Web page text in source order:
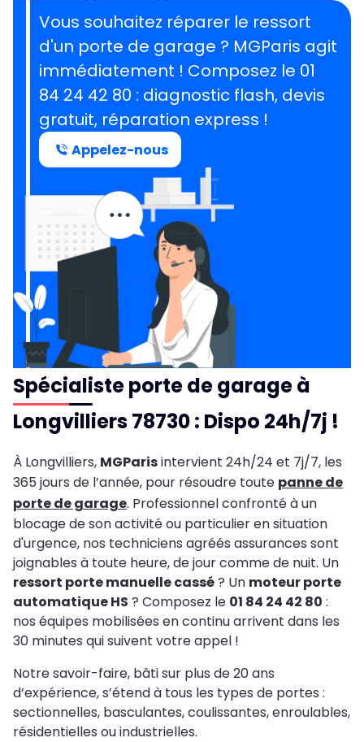
Vous souhaitez réparer le ressort
d'un porte de garage ? MGParis agit
immédiatement ! Composez le 01
84 24 42 80 : diagnostic flash, devis
gratuit, réparation express !
Appelez-nous
Spécialiste porte de garage à
Longvilliers 78730 : Dispo 24h/7j !
À Longvilliers, MGParisintervient 24h/24 et 7j/7, les
365 jours de l’année, pour résoudre toute panne de
porte de garage. Professionnel confronté à un
blocage de son activité ou particulier en situation
d'urgence, nos techniciens agréés assurances sont
joignables à toute heure, de jour comme de nuit. Un
ressort porte manuelle cassé? Un moteur porte
automatique HS ? Composez le 01 84 24 42 80 :
nos équipes mobilisées en continu arrivent dans les
30 minutes qui suivent votre appel !
Notre savoir-faire, bâti sur plus de 20 ans
d’expérience, s’étend à tous les types de portes :
sectionnelles, basculantes, coulissantes, enroulables,
résidentielles ou industrielles.